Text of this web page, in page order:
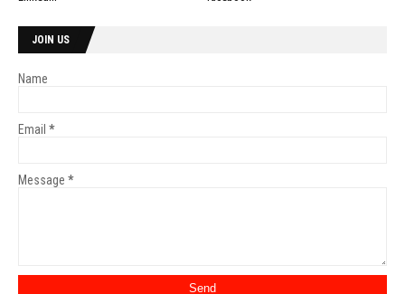
JOIN US
Name
Email *
Message *